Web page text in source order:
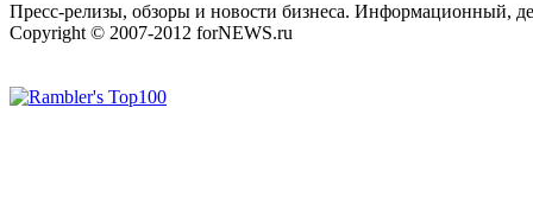
Пресс-релизы, обзоры и новости бизнеса. Информационный,
Copyright © 2007-2012 forNEWS.ru